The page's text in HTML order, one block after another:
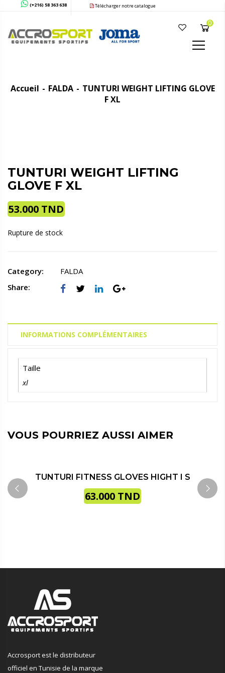
(+216) 58 363 638 Télécharger notre catalogue
0
Accueil FALDA
TUNTURI WEIGHT LIFTING GLOVE
F XL
TUNTURI WEIGHT LIFTING
GLOVE F XL
53.000 TND
Rupture de stock
Category:
FALDA
Share:
INFORMATIONS COMPLÉMENTAIRES
Taille
xl
TUNTURI FITNESS GLOVES HIGHT I S
63.000 TND
Accrosport est le distributeur
officiel en Tunisie de la marque